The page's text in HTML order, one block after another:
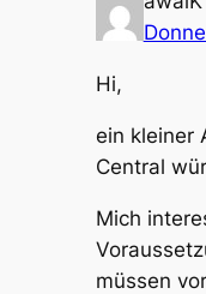
Hi,
ein kleiner
Central
Mich
müssen